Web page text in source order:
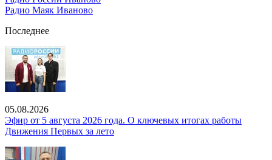
Радио Маяк Иваново
Последнее
05.08.2026
Эфир от 5 августа 2026 года. О ключевых итогах работы
Движения Первых за лето